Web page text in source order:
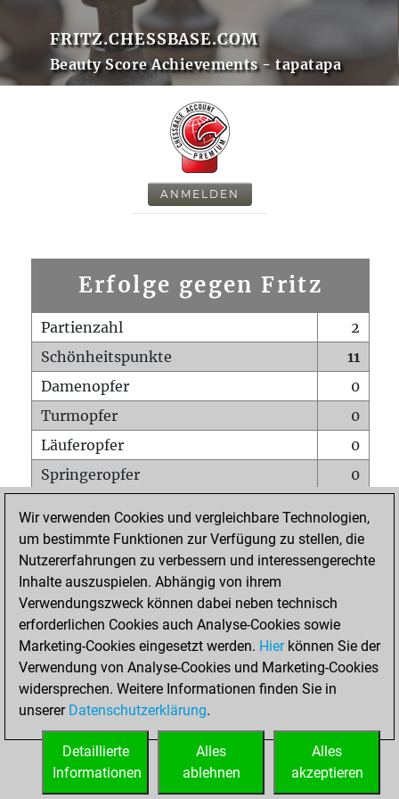
FRITZ.CHESSBASE.COM
Beauty Score Achievements - tapatapa
ANMELDEN
Erfolge gegen Fritz
Partienzahl
2
Schönheitspunkte
11
Damenopfer
0
Turmopfer
0
Läuferopfer
0
Springeropfer
0
Matt auf vollem Brett
0
Bauer setzt Matt
0
Erstickte Matts
Unterverwandlungen
Türme auf der siebten
0
STARTSEITE
Wir verwenden Cookies und vergleichbare Technologien,
um bestimmte Funktionen zur Verfügung zu stellen, die
Nutzererfahrungen zu verbessern und interessengerechte
Inhalte auszuspielen. Abhängig von ihrem
Verwendungszweck können dabei neben technisch
erforderlichen Cookies auch Analyse-Cookies sowie
Marketing-Cookies eingesetzt werden. Hierkönnen Sie der
Verwendung von Analyse-Cookies und Marketing-Cookies
widersprechen. Weitere Informationen finden Sie in
unserer Datenschutzerklärung.
Alles
akzeptieren
Alles
ablehnen
Detaillierte
Informationen